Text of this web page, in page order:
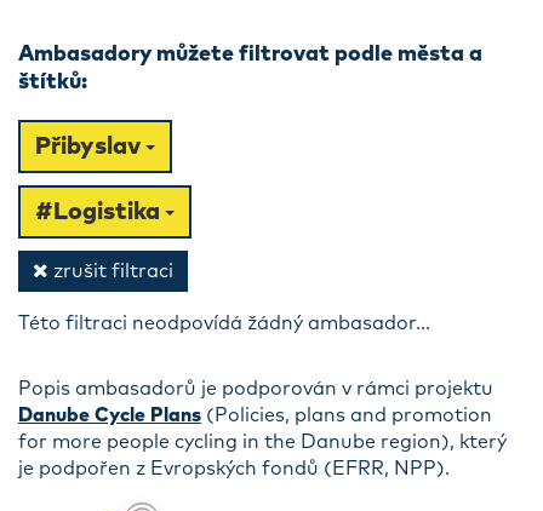
Ambasadory můžete filtrovat podle města a
štítků:
Přibyslav
#Logistika
zrušit filtraci
Této filtraci neodpovídá žádný ambasador...
Popis ambasadorů je podporován v rámci projektu
Danube Cycle Plans (Policies, plans and promotion
for more people cycling in the Danube region), který
je podpořen z Evropských fondů (EFRR, NPP).